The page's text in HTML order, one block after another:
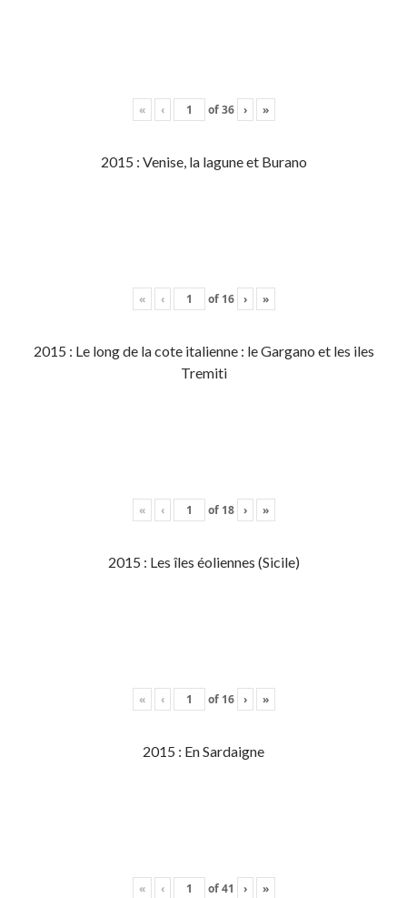
« ‹ of36 › »
2015 : Venise, la lagune et Burano
« ‹ of 16 › »
2015 : Le long de la cote italienne : le Gargano et les iles
Tremiti
« ‹ of 18 › »
2015 : Les îles éoliennes (Sicile)
« ‹ of 16 › »
2015 : En Sardaigne
« ‹ of41 › »